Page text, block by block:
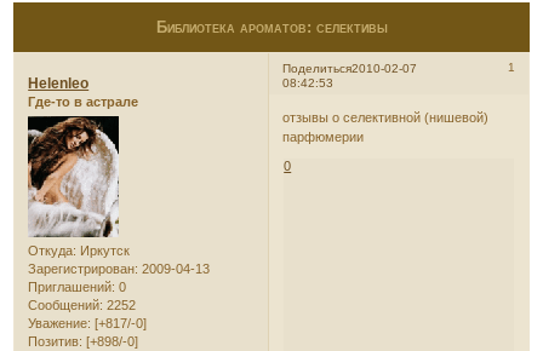
Библиотека ароматов: селективы
Поделиться 1
2010-02-07
08:42:53
Helenleo
Где-то в астрале
Откуда: Иркутск
Зарегистрирован: 2009-04-13
Приглашений: 0
Сообщений: 2252
Уважение: [+817/-0]
Позитив: [+898/-0]
отзывы о селективной (нишевой)
парфюмерии
0